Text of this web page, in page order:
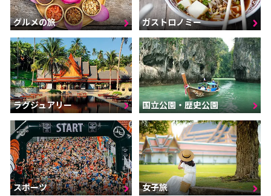
グルメの旅 ガストロノミー
ラグジュアリー 国立公園・歴史公園
スポーツ 女子旅